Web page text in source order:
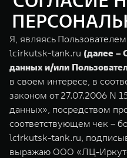
TANK 300
Следуй за открытиями
от 3 999 000 ₽
ВЫБОР АВТОМОБИЛЯ
Спецпредложения
Конфигуратор
Тест-драйв
Зарядные станции
ГАРАНТИЯ И ПОДДЕРЖКА
Гарантия
Помощь на дороге
СЕРВИС
Калькулятор ТО
О
ИНФОРМАЦИЯ
О нас
35 лет GWM
GWM ТЕХ ДЕНЬ
Новости
Я, являясь
lcirkutsk-tank.ru (далее –
данных и/или
в своем интересе, в
законом от 27.07.2006 N
данных», посредством
соответствующем чек –
lcirkutsk-tank.ru,
выражаю ООО «ЛЦ-